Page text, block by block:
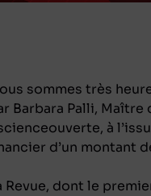
sommes très
Barbara Palli,
à
d’un montant
Revue, dont le